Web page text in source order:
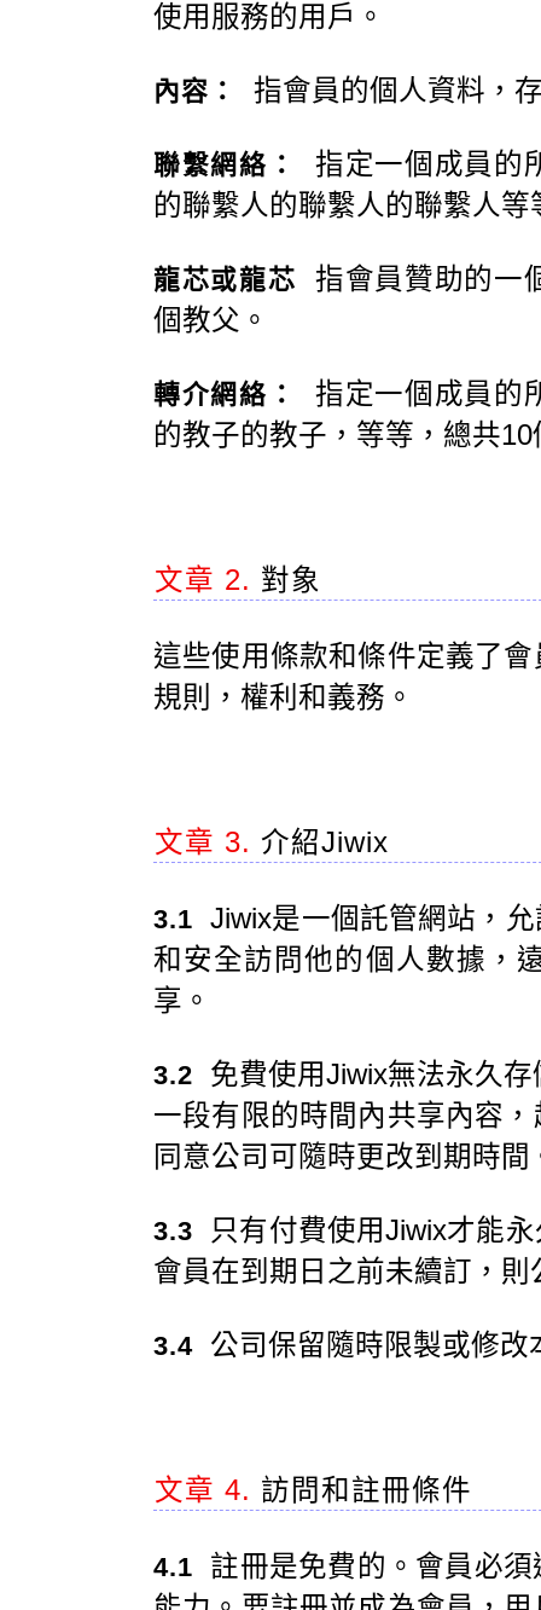
使用服務的用戶。
內容： 指會員的個人資料，
聯繫網絡：
指定一個成員的
的聯繫人的聯繫人的聯繫人等
龍芯或龍芯 指會員贊助的一
個教父。
轉介網絡：
指定一個成員的
的教子的教子，等等，總共
文章 2. 對象
這些使用條款和條件定義了
規則，權利和義務。
文章 3. 介紹Jiwix
3.1 Jiwix是一個託管網站，
和安全訪問他的個人數據，
享。
3.2 免費使用Jiwix無法永久
一段有限的時間內共享內容
同意公司可隨時更改到期時間
3.3 只有付費使用Jiwix才能
會員在到期日之前未續訂，
3.4 公司保留隨時限製或修改
文章 4. 訪問和註冊條件
4.1 註冊是免費的。會員必